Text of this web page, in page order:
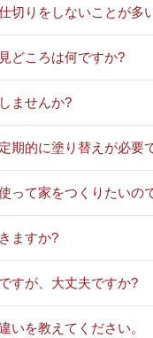
切りをしないことが多
どころは何ですか?
ませんか?
期的に塗り替えが必要
って家をつくりたいの
ますか?
すが、大丈夫ですか?
いを教えてください。